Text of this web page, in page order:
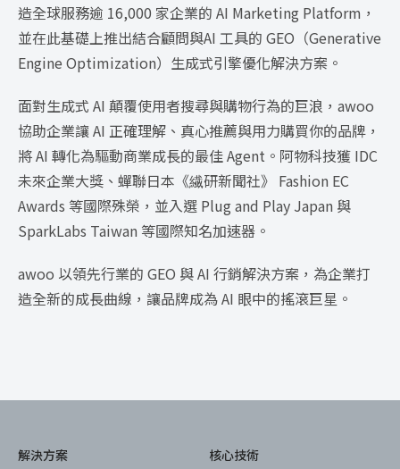
造全球服務逾 16,000 家企業的 AI Marketing Platform，
並在此基礎上推出結合顧問與AI 工具的 GEO（Generative
Engine Optimization）生成式引擎優化解決方案。
面對生成式 AI 顛覆使用者搜尋與購物行為的巨浪，awoo
協助企業讓 AI 正確理解、真心推薦與用力購買你的品牌，
將 AI 轉化為驅動商業成長的最佳 Agent。阿物科技獲 IDC
未來企業大獎、蟬聯日本《繊研新聞社》 Fashion EC
Awards 等國際殊榮，並入選 Plug and Play Japan 與
SparkLabs Taiwan 等國際知名加速器。
awoo 以領先行業的 GEO 與 AI 行銷解決方案，為企業打
造全新的成長曲線，讓品牌成為 AI 眼中的搖滾巨星。
解決方案
核心技術